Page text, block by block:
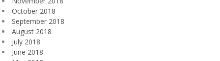
October 2018
September 2018
August 2018
July 2018
June 2018